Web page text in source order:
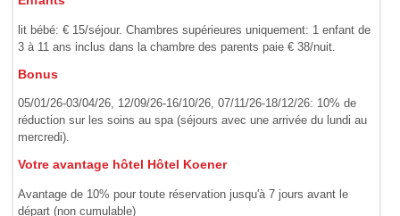
lit bébé: € 15/séjour. Chambres supérieures uniquement: 1 enfant de
3 à 11 ans inclus dans la chambre des parents paie € 38/nuit.
Bonus
05/01/26-03/04/26, 12/09/26-16/10/26, 07/11/26-18/12/26: 10% de
réduction sur les soins au spa (séjours avec une arrivée du lundi au
mercredi).
Votre avantage hôtel Hôtel Koener
Avantage de 10% pour toute réservation jusqu'à 7 jours avant le
départ (non cumulable)